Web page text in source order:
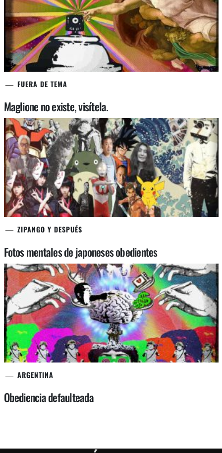
FUERA DE TEMA
Maglione no existe, visítela.
ZIPANGO Y DESPUÉS
Fotos mentales de japoneses obedientes
ARGENTINA
Obediencia defaulteada